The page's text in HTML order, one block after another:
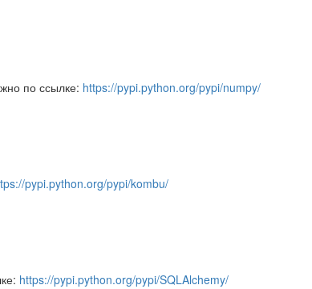
по ссылке: https://pypi.python.org/pypi/numpy/
pypi.python.org/pypi/kombu/
https://pypi.python.org/pypi/SQLAlchemy/